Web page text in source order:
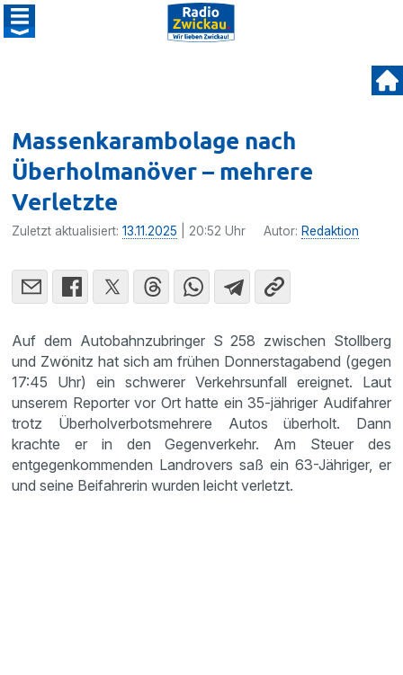
Massenkarambolage nach
Überholmanöver – mehrere
Verletzte
Zuletzt aktualisiert:13.11.2025 | 20:52 Uhr Autor: Redaktion
Auf dem Autobahnzubringer S 258 zwischen Stollberg
und Zwönitz hat sich am frühen Donnerstagabend (gegen
17:45 Uhr) ein schwerer Verkehrsunfall ereignet. Laut
unserem Reporter vor Ort hatte ein 35-jähriger Audifahrer
trotz Überholverbotsmehrere Autos überholt. Dann
krachte er in den Gegenverkehr. Am Steuer des
entgegenkommenden Landrovers saß ein 63-Jähriger, er
und seine Beifahrerin wurden leicht verletzt.